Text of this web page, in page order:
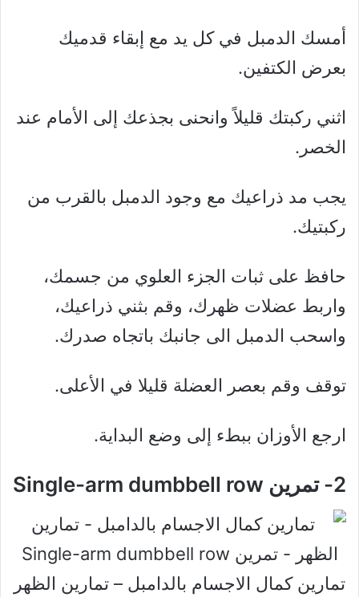
أمسك الدمبل في كل يد مع إبقاء قدميك
بعرض الكتفين.
اثني ركبتك قليلاً وانحنى بجذعك إلى الأمام عند
الخصر.
يجب مد ذراعيك مع وجود الدمبل بالقرب من
ركبتيك.
حافظ على ثبات الجزء العلوي من جسمك،
واربط عضلات ظهرك، وقم بثني ذراعيك،
واسحب الدمبل الى جانبك باتجاه صدرك.
توقف وقم بعصر العضلة قليلا في الأعلى.
ارجع الأوزان ببطء إلى وضع البداية.
2- تمرين Single-arm dumbbell row
تمارين كمال الاجسام بالدامبل – تمارين الظهر